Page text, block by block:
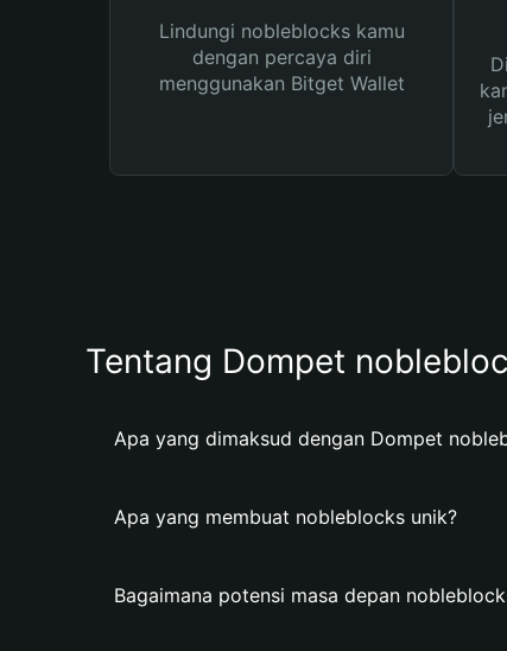
Lindungi nobleblocks kamu
dengan percaya diri
menggunakan Bitget Wallet
Tentang Dompet
Apa yang dimaksud dengan Dompet
Apa yang membuat nobleblocks unik?
Bagaimana potensi masa depan